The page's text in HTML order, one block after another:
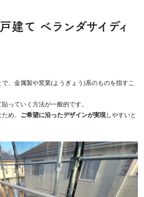
建て ベランダサイディ
、金属製や窯業(ようぎょう)系のものを指すこ
っていく方法が一般的です。
め、
ご希望に沿ったデザインが実現しやすいと